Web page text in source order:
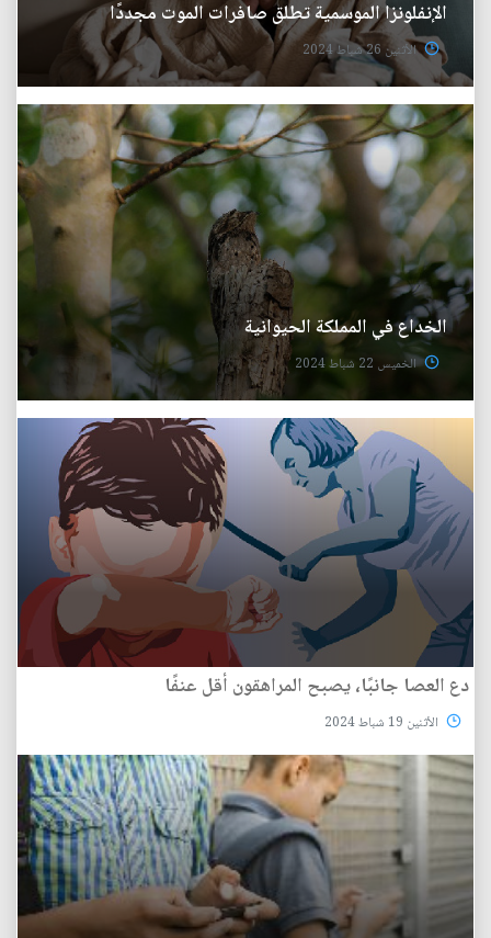
الإنفلونزا الموسمية تطلق صافرات الموت مجددًا
الأثنين 26 شباط 2024
الخداع في المملكة الحيوانية
الخميس 22 شباط 2024
دع العصا جانبًا، يصبح المراهقون أقل عنفًا
الأثنين 19 شباط 2024